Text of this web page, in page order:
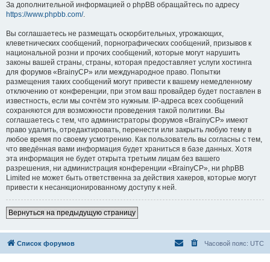
За дополнительной информацией о phpBB обращайтесь по адресу
https://www.phpbb.com/.
Вы соглашаетесь не размещать оскорбительных, угрожающих,
клеветнических сообщений, порнографических сообщений, призывов к
национальной розни и прочих сообщений, которые могут нарушить
законы вашей страны, страны, которая предоставляет услуги хостинга
для форумов «BrainyCP» или международное право. Попытки
размещения таких сообщений могут привести к вашему немедленному
отключению от конференции, при этом ваш провайдер будет поставлен в
известность, если мы сочтём это нужным. IP-адреса всех сообщений
сохраняются для возможности проведения такой политики. Вы
соглашаетесь с тем, что администраторы форумов «BrainyCP» имеют
право удалить, отредактировать, перенести или закрыть любую тему в
любое время по своему усмотрению. Как пользователь вы согласны с тем,
что введённая вами информация будет храниться в базе данных. Хотя
эта информация не будет открыта третьим лицам без вашего
разрешения, ни администрация конференции «BrainyCP», ни phpBB
Limited не может быть ответственна за действия хакеров, которые могут
привести к несанкционированному доступу к ней.
Вернуться на предыдущую страницу
Список форумов Часовой пояс: UTC